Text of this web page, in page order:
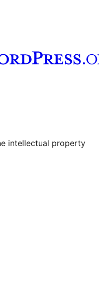
mūsų Tumblr paskyroje
intellectual property